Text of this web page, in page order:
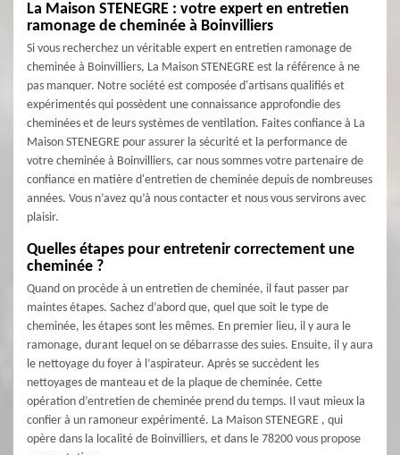
La Maison STENEGRE : votre expert en entretien
ramonage de cheminée à Boinvilliers
Si vous recherchez un véritable expert en entretien ramonage de
cheminée à Boinvilliers, La Maison STENEGRE est la référence à ne
pas manquer. Notre société est composée d'artisans qualifiés et
expérimentés qui possèdent une connaissance approfondie des
cheminées et de leurs systèmes de ventilation. Faites confiance à La
Maison STENEGRE pour assurer la sécurité et la performance de
votre cheminée à Boinvilliers, car nous sommes votre partenaire de
confiance en matière d'entretien de cheminée depuis de nombreuses
années. Vous n’avez qu’à nous contacter et nous vous servirons avec
plaisir.
Quelles étapes pour entretenir correctement une
cheminée ?
Quand on procède à un entretien de cheminée, il faut passer par
maintes étapes. Sachez d’abord que, quel que soit le type de
cheminée, les étapes sont les mêmes. En premier lieu, il y aura le
ramonage, durant lequel on se débarrasse des suies. Ensuite, il y aura
le nettoyage du foyer à l’aspirateur. Après se succèdent les
nettoyages de manteau et de la plaque de cheminée. Cette
opération d’entretien de cheminée prend du temps. Il vaut mieux la
confier à un ramoneur expérimenté. La Maison STENEGRE , qui
opère dans la localité de Boinvilliers, et dans le 78200 vous propose